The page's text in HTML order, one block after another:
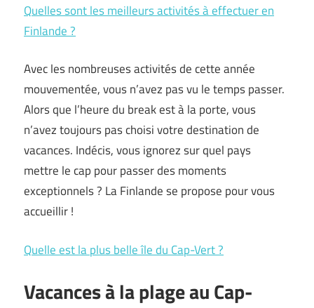
Quelles sont les meilleurs activités à effectuer en
Finlande ?
Avec les nombreuses activités de cette année
mouvementée, vous n’avez pas vu le temps passer.
Alors que l’heure du break est à la porte, vous
n’avez toujours pas choisi votre destination de
vacances. Indécis, vous ignorez sur quel pays
mettre le cap pour passer des moments
exceptionnels ? La Finlande se propose pour vous
accueillir !
Quelle est la plus belle île du Cap-Vert ?
Vacances à la plage au Cap-